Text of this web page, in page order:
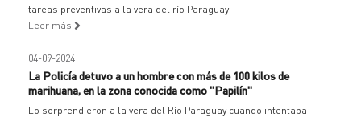
tareas preventivas a la vera del río Paraguay
Leer más
04-09-2024
La Policía detuvo a un hombre con más de 100 kilos de
marihuana, en la zona conocida como "Papilín"
Lo sorprendieron a la vera del Río Paraguay cuando intentaba